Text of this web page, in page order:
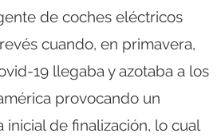
de coches eléctricos
cuando, en primavera,
19 llegaba y azotaba a los
provocando un
inicial de finalización, lo cual